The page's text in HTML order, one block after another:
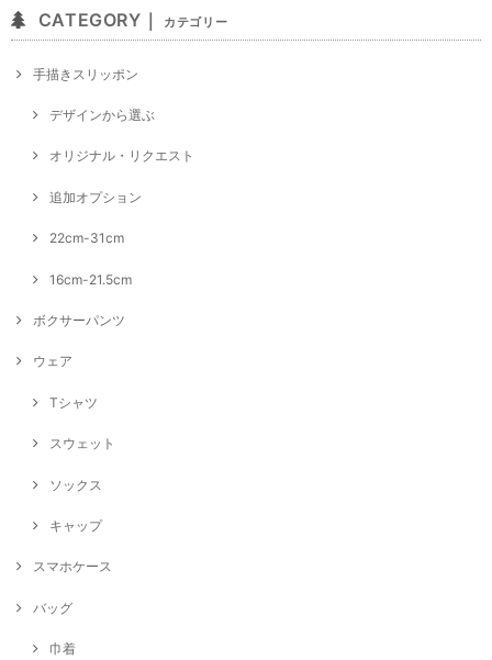
CATEGORY｜ カテゴリー
手描きスリッポン
デザインから選ぶ
オリジナル・リクエスト
追加オプション
22cm-31cm
16cm-21.5cm
ボクサーパンツ
ウェア
Tシャツ
スウェット
ソックス
キャップ
スマホケース
バッグ
巾着